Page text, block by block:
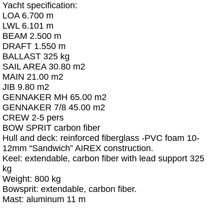
Yacht specification:
LOA 6.700 m
LWL 6.101 m
BEAM 2.500 m
DRAFT 1.550 m
BALLAST 325 kg
SAIL AREA 30.80 m2
MAIN 21.00 m2
JIB 9.80 m2
GENNAKER MH 65.00 m2
GENNAKER 7/8 45.00 m2
CREW 2-5 pers
BOW SPRIT carbon fiber
Hull and deck: reinforced fiberglass -PVC foam 10-
12mm “Sandwich” AIREX construction.
Keel: extendable, carbon fiber with lead support 325
kg
Weight: 800 kg
Bowsprit: extendable, carbon fiber.
Mast: aluminum 11 m